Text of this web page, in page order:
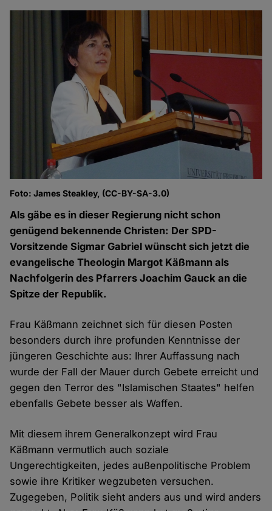
Foto: James Steakley, (CC-BY-SA-3.0)
Als gäbe es in dieser Regierung nicht schon
genügend bekennende Christen: Der SPD-
Vorsitzende Sigmar Gabriel wünscht sich jetzt die
evangelische Theologin Margot Käßmann als
Nachfolgerin des Pfarrers Joachim Gauck an die
Spitze der Republik.
Frau Käßmann zeichnet sich für diesen Posten
besonders durch ihre profunden Kenntnisse der
jüngeren Geschichte aus: Ihrer Auffassung nach
wurde der Fall der Mauer durch Gebete erreicht und
gegen den Terror des "Islamischen Staates" helfen
ebenfalls Gebete besser als Waffen.
Mit diesem ihrem Generalkonzept wird Frau
Käßmann vermutlich auch soziale
Ungerechtigkeiten, jedes außenpolitische Problem
sowie ihre Kritiker wegzubeten versuchen.
Zugegeben, Politik sieht anders aus und wird anders